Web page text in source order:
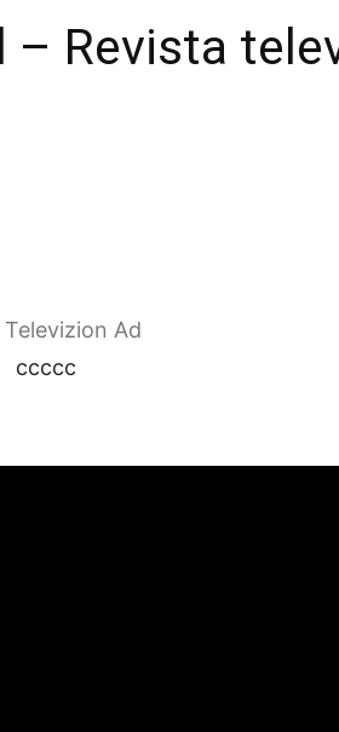
– Revista
Ad
ccccc